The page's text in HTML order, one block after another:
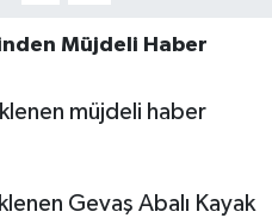
Müjdeli Haber
müjdeli haber
Gevaş Abalı Kayak